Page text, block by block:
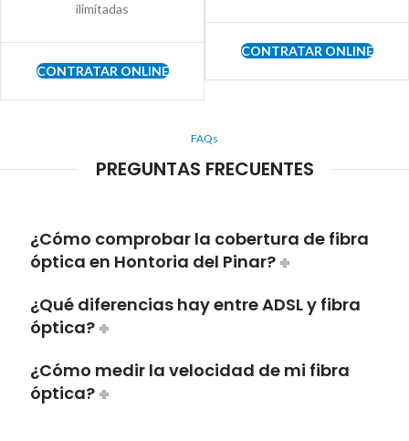
ilimitadas
CONTRATAR ONLINE
CONTRATAR ONLINE
FAQs
PREGUNTAS FRECUENTES
¿Cómo comprobar la cobertura de fibra
óptica en Hontoria del Pinar?
¿Qué diferencias hay entre ADSL y fibra
óptica?
¿Cómo medir la velocidad de mi fibra
óptica?